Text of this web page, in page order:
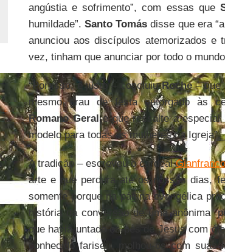
angústia e sofrimento”, com essas que
humildade”.Santo Tomás disse que era
anunciou aos discípulos atemorizados e
vez, tinham que anunciar por todo o
“Por isso, é justo – concluiuRoche– que
mesmo grau de festa outorgado às
Romano Gerale que ressalte a especial
modelo para todas as mulheres na Igreja”.
A tradição – escreveu o cardeal
arte e que perdura até os nossos dias,
somente porque na página evangélica
história da conversão de uma anônima
que havia untado os pés de Jesus com
conhecido fariseu, molhou-os com